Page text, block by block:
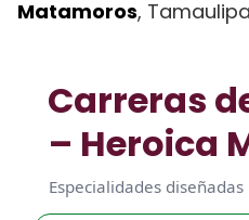
Matamoros,
Carreras
– Heroica
Especialidades